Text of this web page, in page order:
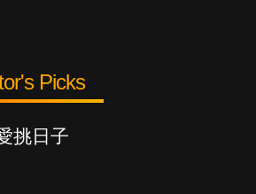
Picks
古柯鹼教母葛